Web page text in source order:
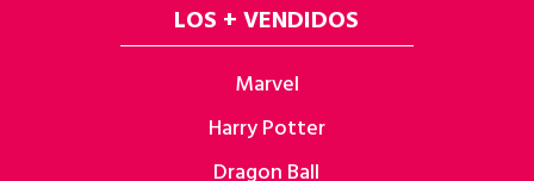
LOS + VENDIDOS
Marvel
Harry Potter
Dragon Ball